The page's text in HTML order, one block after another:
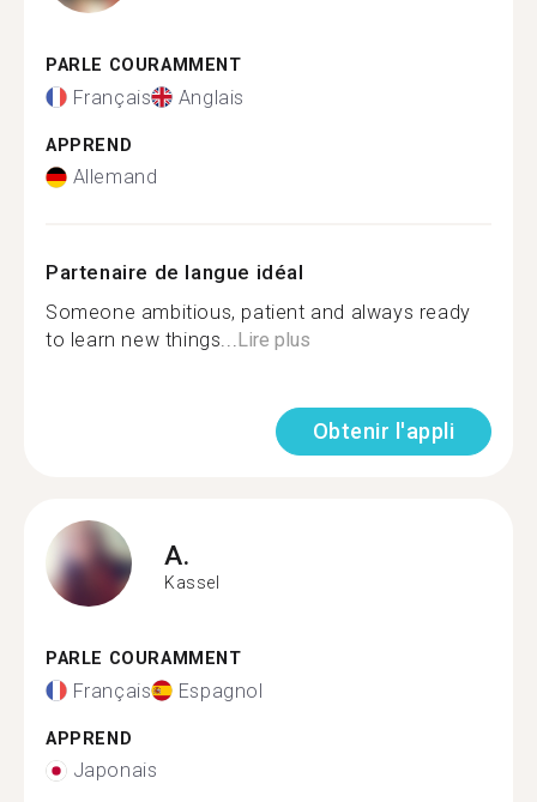
PARLE COURAMMENT
Français Anglais
APPREND
Allemand
Partenaire de langue idéal
Someone ambitious, patient and always ready
to learn new things...Lire plus
Obtenir l'appli
A.
Kassel
PARLE COURAMMENT
Français Espagnol
APPREND
Japonais